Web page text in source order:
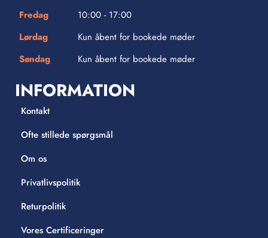
Fredag
10:00 - 17:00
Lørdag
Kun åbent for bookede møder
Søndag
Kun åbent for bookede møder
INFORMATION
Kontakt
Ofte stillede spørgsmål
Om os
Privatlivspolitik
Returpolitik
Vores Certificeringer